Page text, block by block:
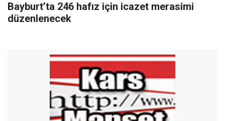
Bayburt’ta 246 hafız için icazet merasimi
düzenlenecek